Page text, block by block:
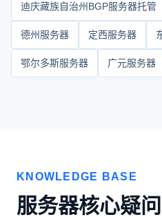
迪庆藏族自治州BGP服务器托管
德州服务器 定西服务器
鄂尔多斯服务器 广元服务器
KNOWLEDGE BASE
服务器核心疑